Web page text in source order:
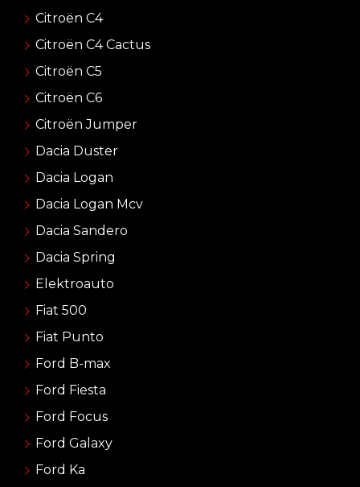
Citroën C4
Citroën C4 Cactus
Citroën C5
Citroën C6
Citroën Jumper
Dacia Duster
Dacia Logan
Dacia Logan Mcv
Dacia Sandero
Dacia Spring
Elektroauto
Fiat 500
Fiat Punto
Ford B-max
Ford Fiesta
Ford Focus
Ford Galaxy
Ford Ka